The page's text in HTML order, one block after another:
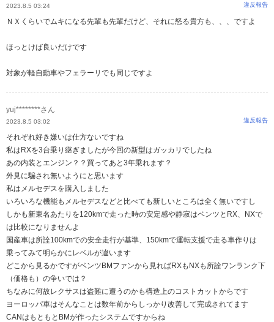
2023.8.5 03:24 違反報告
ＮＸくらいでムキになる先輩も先輩だけど、それに怒る貴方も、、、ですよ
ほっとけば良いだけです
対象が軽自動車やフェラーリでも同じですよ
yuj********さん
2023.8.5 03:02 違反報告
それぞれ好き嫌いは仕方ないですね
私はRXを3台乗り継ぎましたが今回の新型はガッカリでしたね
あの内装とエンジン？？買ってあと3年乗れます？
外見に騙され無いようにと思います
私はメルセデスを購入しました
いろいろな機能もメルセデスなどと比べても新しいところは全く無いですし
しかも新東名あたりを120kmで走った時の安定感や静寂はベンツとRX、NXで
は比較になりませんよ
国産車は所詮100kmでの安全走行が基準、150kmで運転支援で走る車作りは
乗ってみて明らかにレベルが違います
どこから見るかですがベンツBMファンから見ればRXもNXも所詮ワンランク下
（価格も）の争いでは？
ちなみに何故レクサスは盗難に遭うのかも構造上のコストカットからです
ヨーロッパ車はそんなことは数年前からしっかり改善して完成されてます
CANはもともとBMが作ったシステムですからね